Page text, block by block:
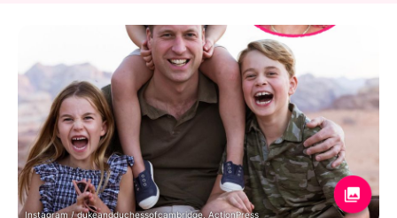
Instagram / dukeandduchessofcambridge, ActionPress